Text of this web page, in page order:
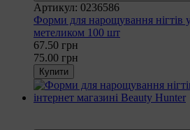
Артикул: 0236586
Форми для нарощування нігтів
метеликом 100 шт
67.50 грн
75.00 грн
Купити